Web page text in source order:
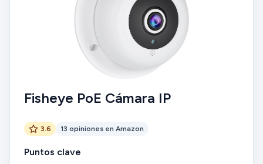
x264 y x265. Tiene una alta resolución (hasta 5MP,
2880x1620). Tiene dos formatos que se pueden usar
simultáneamente, uno de alta calidad, y otro,
opcional, de baja resolución, muy útil para los
programas de grabación para consumir menos
recursos del ordenador.
para conseguir un equilibrio entre cámara y
Fisheye PoE Cámara IP
3.6 13 opiniones en Amazon
Puntos clave